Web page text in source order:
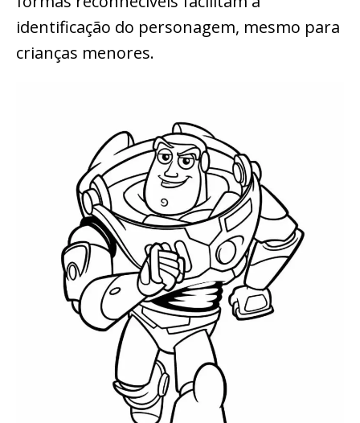
identificação do personagem, mesmo para
crianças menores.